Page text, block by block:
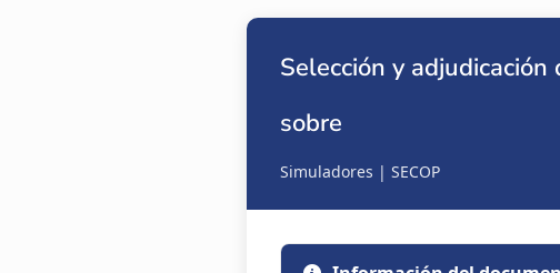
Selección y
sobre
Simuladores | SECOP